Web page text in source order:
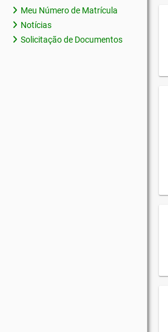
Meu Número de Matrícula
Notícias
Solicitação de Documentos